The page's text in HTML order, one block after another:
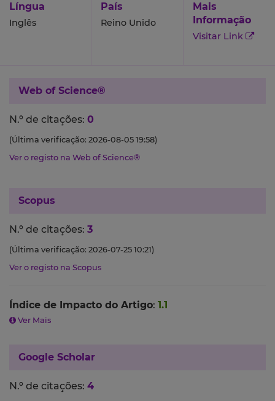
Língua
Inglês
País
Reino Unido
Mais
Informação
Visitar Link
Web of Science®
N.º de citações: 0
(Última verificação: 2026-08-05 19:58)
Ver o registo na Web of Science®
Scopus
N.º de citações: 3
(Última verificação: 2026-07-25 10:21)
Ver o registo na Scopus
Índice de Impacto do Artigo: 1.1
Ver Mais
Google Scholar
N.º de citações: 4